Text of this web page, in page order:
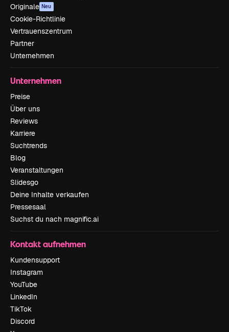
Originale Neu
Cookie-Richtlinie
Vertrauenszentrum
Partner
Unternehmen
Unternehmen
Preise
Über uns
Reviews
Karriere
Suchtrends
Blog
Veranstaltungen
Slidesgo
Deine Inhalte verkaufen
Pressesaal
Suchst du nach magnific.ai
Kontakt aufnehmen
Kundensupport
Instagram
YouTube
LinkedIn
TikTok
Discord